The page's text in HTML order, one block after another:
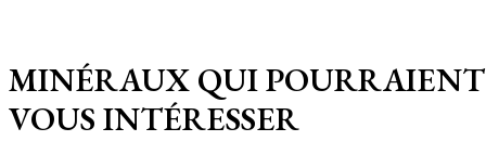
MINÉRAUX QUI POURRAIENT
VOUS INTÉRESSER